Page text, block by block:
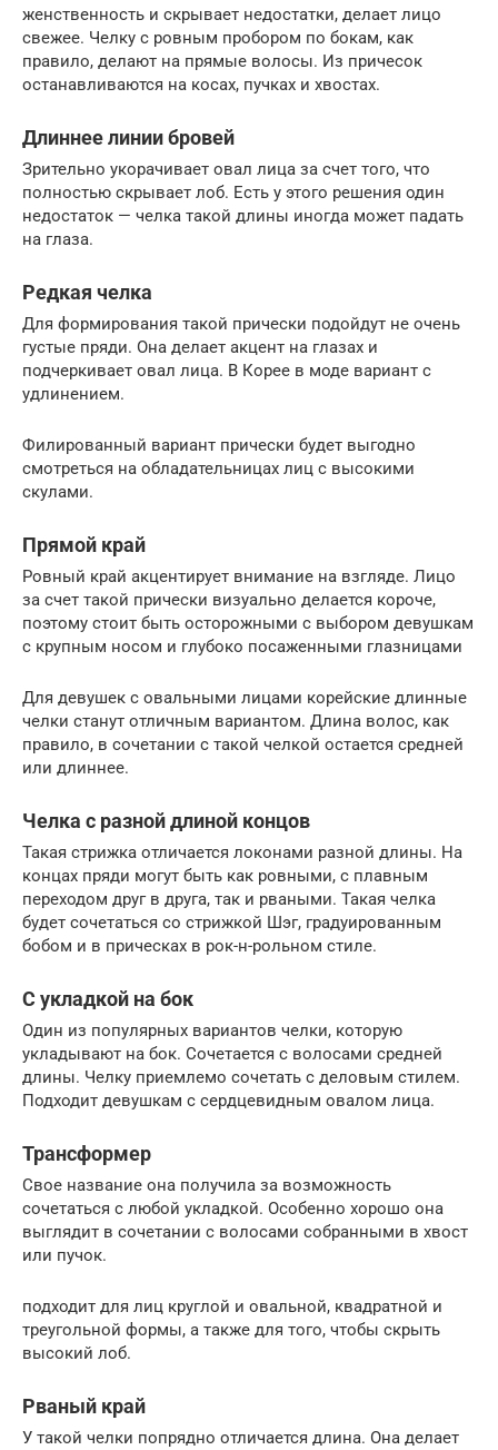
женственность и скрывает недостатки, делает лицо
свежее. Челку с ровным пробором по бокам, как
правило, делают на прямые волосы. Из причесок
останавливаются на косах, пучках и хвостах.
Длиннее линии бровей
Зрительно укорачивает овал лица за счет того, что
полностью скрывает лоб. Есть у этого решения один
недостаток — челка такой длины иногда может падать
на глаза.
Редкая челка
Для формирования такой прически подойдут не очень
густые пряди. Она делает акцент на глазах и
подчеркивает овал лица. В Корее в моде вариант с
удлинением.
Филированный вариант прически будет выгодно
смотреться на обладательницах лиц с высокими
скулами.
Прямой край
Ровный край акцентирует внимание на взгляде. Лицо
за счет такой прически визуально делается короче,
поэтому стоит быть осторожными с выбором девушкам
с крупным носом и глубоко посаженными глазницами
Для девушек с овальными лицами корейские длинные
челки станут отличным вариантом. Длина волос, как
правило, в сочетании с такой челкой остается средней
или длиннее.
Челка с разной длиной концов
Такая стрижка отличается локонами разной длины. На
концах пряди могут быть как ровными, с плавным
переходом друг в друга, так и рваными. Такая челка
будет сочетаться со стрижкой Шэг, градуированным
бобом и в прическах в рок-н-рольном стиле.
С укладкой на бок
Один из популярных вариантов челки, которую
укладывают на бок. Сочетается с волосами средней
длины. Челку приемлемо сочетать с деловым стилем.
Подходит девушкам с сердцевидным овалом лица.
Трансформер
Свое название она получила за возможность
сочетаться с любой укладкой. Особенно хорошо она
выглядит в сочетании с волосами собранными в хвост
или пучок.
подходит для лиц круглой и овальной, квадратной и
треугольной формы, а также для того, чтобы скрыть
высокий лоб.
Рваный край
У такой челки попрядно отличается длина. Она делает